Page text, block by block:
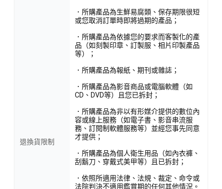
退換貨限制
．所購產品為生鮮易腐類、保存期限很短
或您取消訂單時即將過期的產品；
．所購產品為依據您的要求而客製化的產
品（如刻製印章、訂製服、相片印製產品
等）；
．所購產品為報紙、期刊或雜誌；
．所購產品為影音商品或電腦軟體（如
CD、DVD等）且您已拆封；
．所購產品為非以有形媒介提供的數位內
容或線上服務（如電子書、影音串流服
務、訂閱制軟體服務等）並經您事先同意
才提供；
．所購產品為個人衛生用品（如內衣褲、
刮鬍刀、穿戴式美甲等）且已拆封；
．依照所適用法律、法規、裁定、命令或
法院判決不適用鑑賞期的任何其他情況。